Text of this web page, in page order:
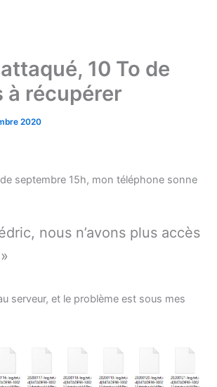
10 To de
à récupérer
2020
septembre 15h, mon téléphone sonne
nous n’avons plus accès
serveur, et le problème est sous mes